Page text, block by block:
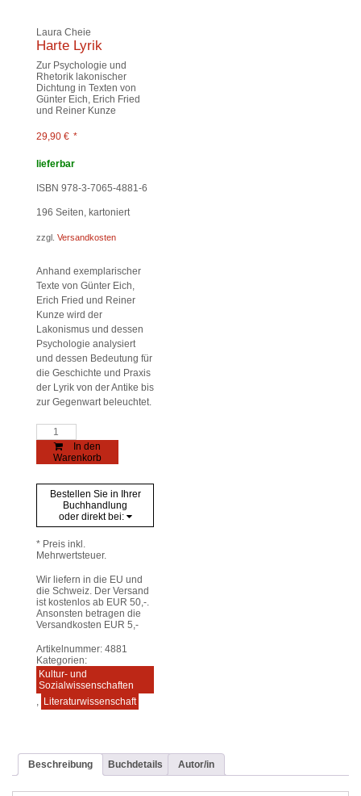
Laura Cheie
Harte Lyrik
Zur Psychologie und
Rhetorik lakonischer
Dichtung in Texten von
Günter Eich, Erich Fried
und Reiner Kunze
29,90 € *
lieferbar
ISBN 978-3-7065-4881-6
196 Seiten, kartoniert
zzgl. Versandkosten
Anhand exemplarischer
Texte von Günter Eich,
Erich Fried und Reiner
Kunze wird der
Lakonismus und dessen
Psychologie analysiert
und dessen Bedeutung für
die Geschichte und Praxis
der Lyrik von der Antike bis
zur Gegenwart beleuchtet.
Harte
Lyrik
Menge
In den
Warenkorb
Bestellen Sie in Ihrer
Buchhandlung
oder direkt bei:
* Preis inkl.
Mehrwertsteuer.
Wir liefern in die EU und
die Schweiz. Der Versand
ist kostenlos ab EUR 50,-.
Ansonsten betragen die
Versandkosten EUR 5,-
Artikelnummer: 4881
Kategorien:
Kultur- und
Sozialwissenschaften
Literaturwissenschaft
Beschreibung Buchdetails Autor/in